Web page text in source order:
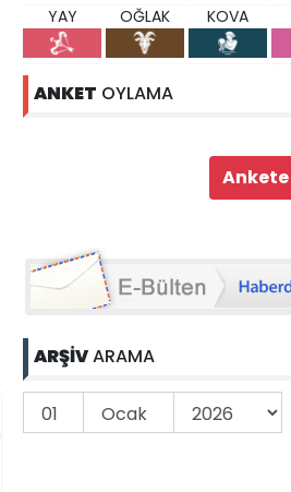
YAY OĞLAK KOVA
ANKET OYLAMA
ARŞİVARAMA